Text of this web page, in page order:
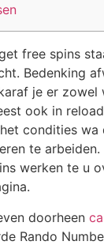
free spins
Bedenking
je er zowel
ook in reload
condities
te arbeiden.
werken te u
doorheen
Rando